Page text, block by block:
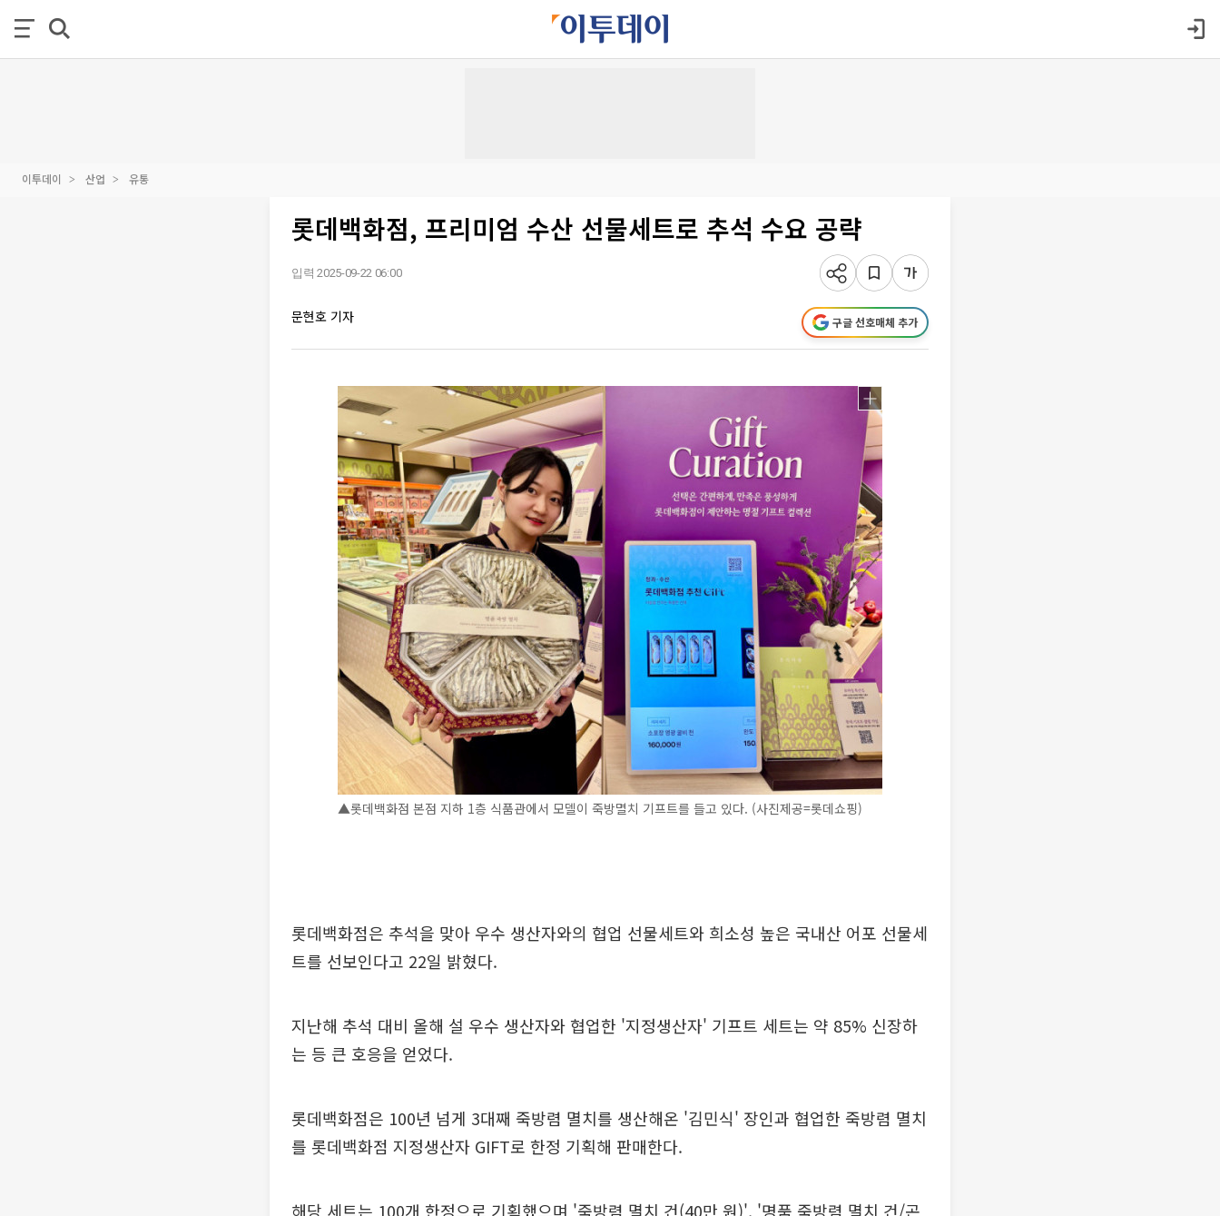
이투데이 산업 유통
롯데백화점, 프리미엄 수산 선물세트로 추석 수요 공략
입력 2025-09-22 06:00
문현호 기자 구글 선호매체 추가
▲롯데백화점 본점 지하 1층 식품관에서 모델이 죽방멸치 기프트를 들고 있다. (사진제공=롯데쇼핑)
롯데백화점은 추석을 맞아 우수 생산자와의 협업 선물세트와 희소성 높은 국내산 어포 선물세
트를 선보인다고 22일 밝혔다.
지난해 추석 대비 올해 설 우수 생산자와 협업한 '지정생산자' 기프트 세트는 약 85% 신장하
는 등 큰 호응을 얻었다.
롯데백화점은 100년 넘게 3대째 죽방렴 멸치를 생산해온 '김민식' 장인과 협업한 죽방렴 멸치
를 롯데백화점 지정생산자 GIFT로 한정 기획해 판매한다.
해당 세트는 100개 한정으로 기획했으며 '죽방렴 멸치 건(40만 원)', '명품 죽방렴 멸치 건/곤